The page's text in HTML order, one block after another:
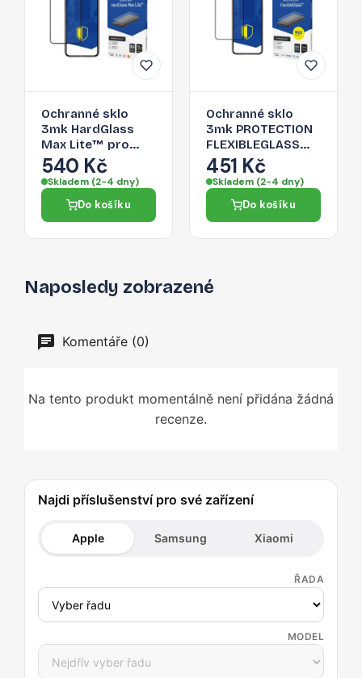
Ochranné sklo
3mk HardGlass
Max Lite™ pro
iPhone 11 Pro Max -
transparentní
540 Kč
Skladem (2-4 dny)
Do košíku
Ochranné sklo
3mk PROTECTION
FLEXIBLEGLASS
MAX™ pro iPhone
11 Pro Max -
transparentní
451 Kč
Skladem (2-4 dny)
Do košíku
Naposledy zobrazené
Komentáře (0)
Na tento produkt momentálně není přidána žádná
recenze.
Najdi příslušenství pro své zařízení
Apple Samsung Xiaomi
ŘADA
MODEL